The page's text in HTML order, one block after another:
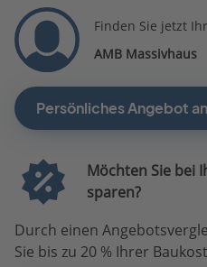
Finden Sie jetzt
AMB Massivhaus
Persönliches Angebot
Möchten Sie bei
sparen?
Durch einen
Sie bis zu 20 % Ihrer